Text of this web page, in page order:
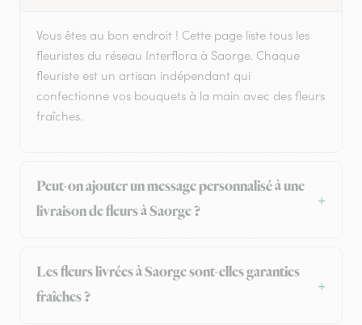
Vous êtes au bon endroit ! Cette page liste tous les
fleuristes du réseau Interflora à Saorge. Chaque
fleuriste est un artisan indépendant qui
confectionne vos bouquets à la main avec des fleurs
fraîches.
Peut-on ajouter un message personnalisé à une
livraison de fleurs à Saorge ?
Les fleurs livrées à Saorge sont-elles garanties
fraîches ?